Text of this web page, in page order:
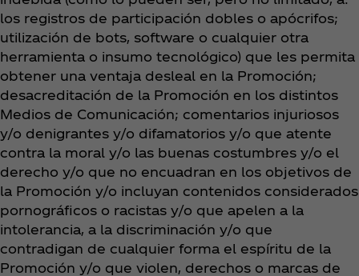
los registros de participación dobles o apócrifos;
utilización de bots, software o cualquier otra
herramienta o insumo tecnológico) que les permita
obtener una ventaja desleal en la Promoción;
desacreditación de la Promoción en los distintos
Medios de Comunicación; comentarios injuriosos
y/o denigrantes y/o difamatorios y/o que atente
contra la moral y/o las buenas costumbres y/o el
derecho y/o que no encuadran en los objetivos de
la Promoción y/o incluyan contenidos considerados
pornográficos o racistas y/o que apelen a la
intolerancia, a la discriminación y/o que
contradigan de cualquier forma el espíritu de la
Promoción y/o que violen, derechos o marcas de